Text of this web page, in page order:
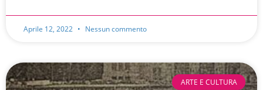
Aprile 12, 2022 Nessun commento
ARTE E CULTURA